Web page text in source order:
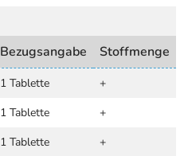
Bezugsangabe Stoffmenge
1 Tablette
+
1 Tablette
+
1 Tablette
+